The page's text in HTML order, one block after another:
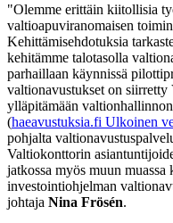
"Olemme erittäin kiitollisia
valtioapuviranomaisen
Kehittämisehdotuksia
kehitämme talotasolla
parhaillaan käynnissä
valtionavustukset on
ylläpitämään
(haeavustuksia.fi Ulkoinen
pohjalta
Valtiokonttorin
jatkossa myös muun
investointiohjelman
johtaja Nina Frösén.